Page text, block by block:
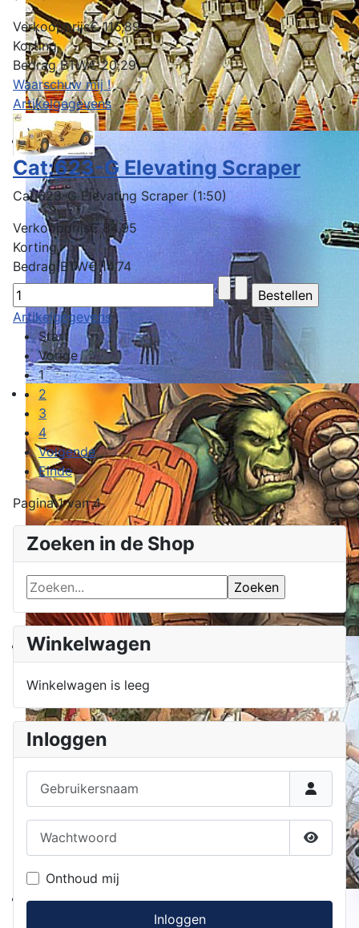
Zoeken in de Shop
Winkelwagen
Winkelwagen is leeg
Inloggen
Toon
Onthoud mij
Inloggen
Verkoopprijs€ 116,89
Korting
Bedrag BTW€ 20,29
Waarschuw mij !
Artikelgegevens
Cat:623-G Elevating Scraper
Cat:623-G Elevating Scraper (1:50)
Verkoopprijs € 84,95
Korting
Bedrag BTW€ 14,74
Artikelgegevens
Start
Vorige
1
2
3
4
Volgende
Einde
Pagina 1 van 4